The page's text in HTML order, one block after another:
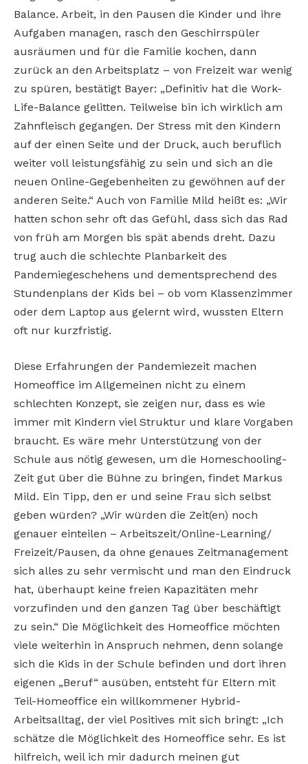
Balance. Arbeit, in den Pausen die Kinder und ihre
Aufgaben managen, rasch den Geschirrspüler
ausräumen und für die Familie kochen, dann
zurück an den Arbeitsplatz – von Freizeit war wenig
zu spüren, bestätigt Bayer: „Definitiv hat die Work-
Life-Balance gelitten. Teilweise bin ich wirklich am
Zahnfleisch gegangen. Der Stress mit den Kindern
auf der einen Seite und der Druck, auch beruflich
weiter voll leistungsfähig zu sein und sich an die
neuen Online-Gegebenheiten zu gewöhnen auf der
anderen Seite.“ Auch von Familie Mild heißt es: „Wir
hatten schon sehr oft das Gefühl, dass sich das Rad
von früh am Morgen bis spät abends dreht. Dazu
trug auch die schlechte Planbarkeit des
Pandemiegeschehens und dementsprechend des
Stundenplans der Kids bei – ob vom Klassenzimmer
oder dem Laptop aus gelernt wird, wussten Eltern
oft nur kurzfristig.
Diese Erfahrungen der Pandemiezeit machen
Homeoffice im Allgemeinen nicht zu einem
schlechten Konzept, sie zeigen nur, dass es wie
immer mit Kindern viel Struktur und klare Vorgaben
braucht. Es wäre mehr Unterstützung von der
Schule aus nötig gewesen, um die Homeschooling-
Zeit gut über die Bühne zu bringen, findet Markus
Mild. Ein Tipp, den er und seine Frau sich selbst
geben würden? „Wir würden die Zeit(en) noch
genauer einteilen – Arbeitszeit/Online-Learning/
Freizeit/Pausen, da ohne genaues Zeitmanagement
sich alles zu sehr vermischt und man den Eindruck
hat, überhaupt keine freien Kapazitäten mehr
vorzufinden und den ganzen Tag über beschäftigt
zu sein.“ Die Möglichkeit des Homeoffice möchten
viele weiterhin in Anspruch nehmen, denn solange
sich die Kids in der Schule befinden und dort ihren
eigenen „Beruf“ ausüben, entsteht für Eltern mit
Teil-Homeoffice ein willkommener Hybrid-
Arbeitsalltag, der viel Positives mit sich bringt: „Ich
schätze die Möglichkeit des Homeoffice sehr. Es ist
hilfreich, weil ich mir dadurch meinen gut